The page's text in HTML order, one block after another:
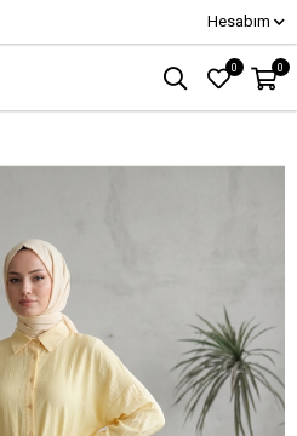
Hesabım
0 0